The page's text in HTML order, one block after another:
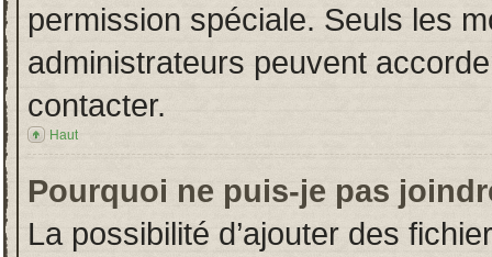
permission spéciale. Seuls les
administrateurs peuvent
contacter.
Haut
Pourquoi ne puis-je pas
La possibilité d’ajouter des